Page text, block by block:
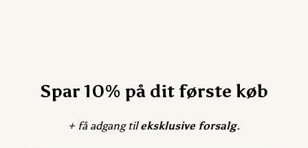
Spar 10% på dit første køb
+ få adgang tileksklusive forsalg.